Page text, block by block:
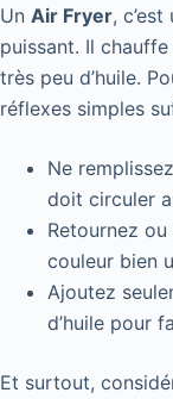
Un Air Fryer,
puissant. Il
très peu d’huile.
réflexes simples
Ne
doit circuler
Retournez
couleur bien
Ajoutez
d’huile pour
Et surtout,